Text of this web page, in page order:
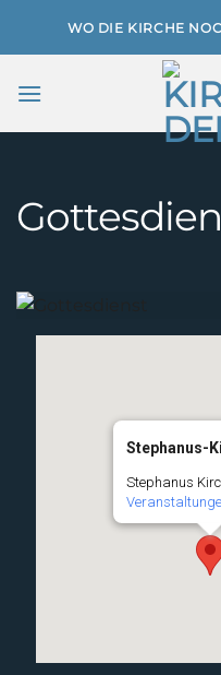
WO DIE KIRCHE
Stephanus-
Stephanus